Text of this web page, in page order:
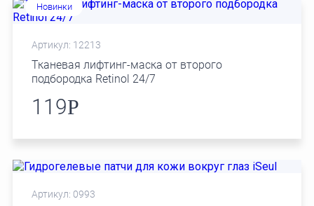
Новинки
Артикул: 12213
Тканевая лифтинг-маска от второго
подбородка Retinol 24/7
119Р
Артикул: 0993